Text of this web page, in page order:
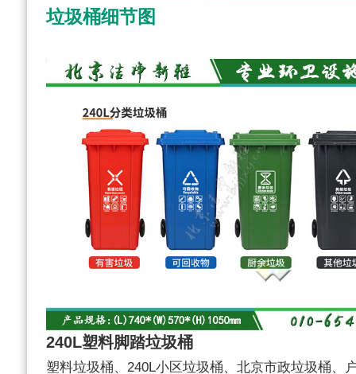
垃圾桶细节图
240L塑料脚踏垃圾桶
塑料垃圾桶、240L小区垃圾桶、北京市政垃圾桶、